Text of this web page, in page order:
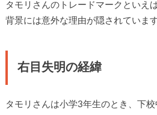
タモリさんのトレードマークといえ
背景には意外な理由が隠されています
右目失明の経緯
タモリさんは小学3年生のとき、下